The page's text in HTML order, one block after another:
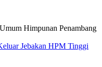
Jebakan HPM Tinggi